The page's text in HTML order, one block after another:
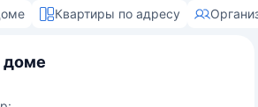
Квартиры по адресу
доме